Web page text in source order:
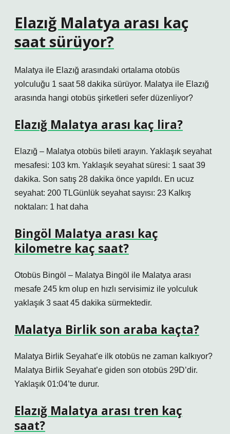
Elazığ Malatya arası kaç
saat sürüyor?
Malatya ile Elazığ arasındaki ortalama otobüs
yolculuğu 1 saat 58 dakika sürüyor. Malatya ile Elazığ
arasında hangi otobüs şirketleri sefer düzenliyor?
Elazığ Malatya arası kaç lira?
Elazığ – Malatya otobüs bileti arayın. Yaklaşık seyahat
mesafesi: 103 km. Yaklaşık seyahat süresi: 1 saat 39
dakika. Son satış 28 dakika önce yapıldı. En ucuz
seyahat: 200 TLGünlük seyahat sayısı: 23 Kalkış
noktaları: 1 hat daha
Bingöl Malatya arası kaç
kilometre kaç saat?
Otobüs Bingöl – Malatya Bingöl ile Malatya arası
mesafe 245 km olup en hızlı servisimiz ile yolculuk
yaklaşık 3 saat 45 dakika sürmektedir.
Malatya Birlik son araba kaçta?
Malatya Birlik Seyahat’e ilk otobüs ne zaman kalkıyor?
Malatya Birlik Seyahat’e giden son otobüs 29D’dir.
Yaklaşık 01:04’te durur.
Elazığ Malatya arası tren kaç
saat?